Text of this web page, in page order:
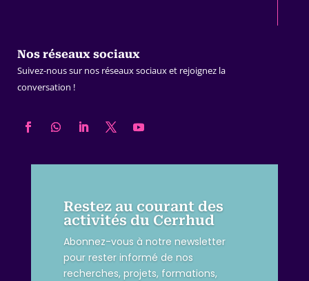
Nos réseaux sociaux
Suivez-nous sur nos réseaux sociaux et rejoignez la
conversation !
Restez au courant des
activités du Cerrhud
Abonnez-vous à notre newsletter
pour rester informé de nos
recherches, projets, formations,